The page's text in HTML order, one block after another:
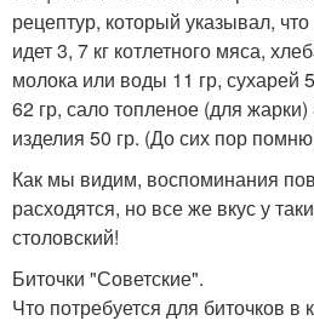
рецептур, который указывал,
идет 3, 7 кг котлетного мяса,
молока или воды 11 гр, сухарей
62 гр, сало топленое (для жарки)
изделия 50 гр. (До сих пор
Как мы видим, воспоминания
расходятся, но все же вкус у
столовский!
Биточки "Советские".
Что потребуется для биточков в